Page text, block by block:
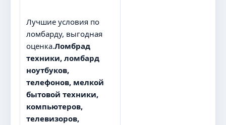
Лучшие условия по
ломбарду, выгодная
оценка.Ломбрад
техники, ломбард
ноутбуков,
телефонов, мелкой
бытовой техники,
компьютеров,
телевизоров,